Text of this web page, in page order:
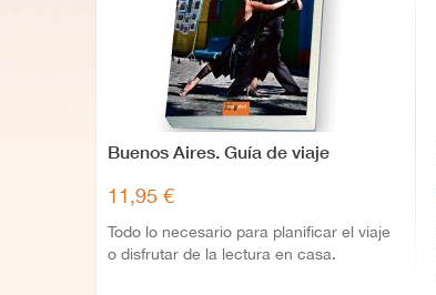
Buenos Aires. Guía de viaje
11,95 €
Todo lo necesario para planificar el viaje
o disfrutar de la lectura en casa.